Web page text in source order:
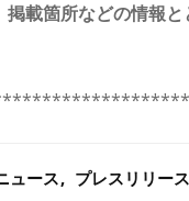
載箇所などの情報と
ュース プレスリリース